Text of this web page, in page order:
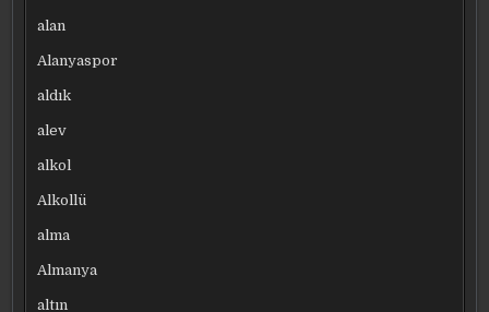
alan
Alanyaspor
aldık
alev
alkol
Alkollü
alma
Almanya
altın